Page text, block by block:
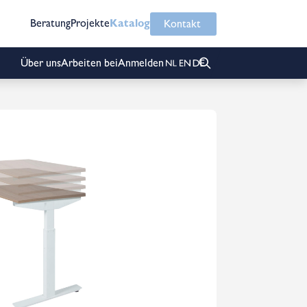
BeratungProjekteKatalog Kontakt
Über unsArbeiten beiAnmelden